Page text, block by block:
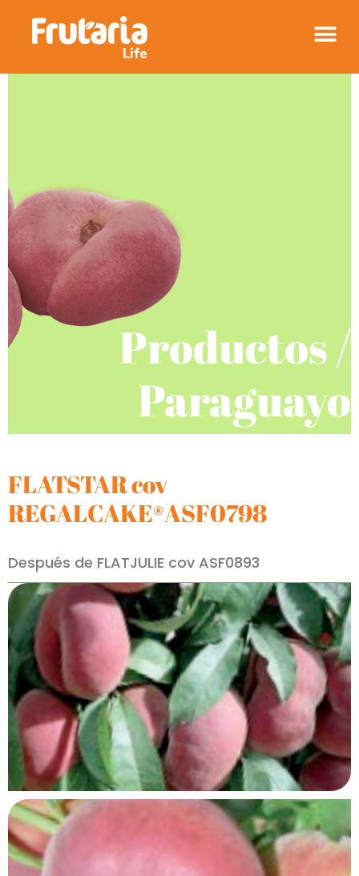
Productos /
Paraguayo
FLATSTAR cov
REGALCAKE®ASF0798
Después de FLATJULIE cov ASF0893